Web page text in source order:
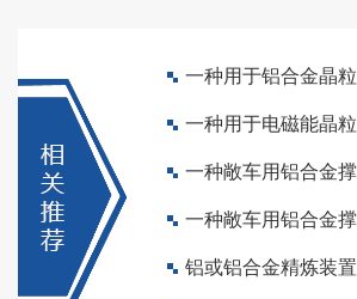
铝或铝合金精炼装置